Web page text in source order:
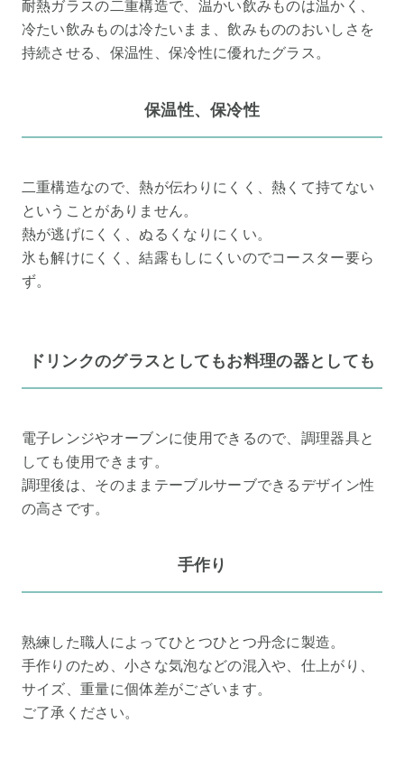
耐熱ガラスの二重構造で、温かい飲みものは温かく、
冷たい飲みものは冷たいまま、飲みもののおいしさを
持続させる、保温性、保冷性に優れたグラス。
保温性、保冷性
二重構造なので、熱が伝わりにくく、熱くて持てない
ということがありません。
熱が逃げにくく、ぬるくなりにくい。
氷も解けにくく、結露もしにくいのでコースター要ら
ず。
ドリンクのグラスとしてもお料理の器としても
電子レンジやオーブンに使用できるので、調理器具と
しても使用できます。
調理後は、そのままテーブルサーブできるデザイン性
の高さです。
手作り
熟練した職人によってひとつひとつ丹念に製造。
手作りのため、小さな気泡などの混入や、仕上がり、
サイズ、重量に個体差がございます。
ご了承ください。